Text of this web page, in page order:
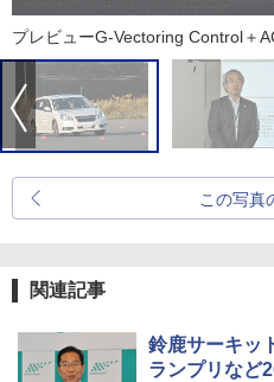
プレビューG-Vectoring Control＋
この写真
関連記事
鈴鹿サーキッ
ランプリなど